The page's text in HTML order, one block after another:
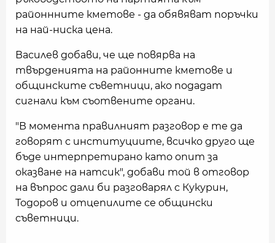
районнните кметове - да обявяват поръчки
на най-ниска цена.
Василев добави, че ще повярва на
твърденията на районните кметове и
общинските съветници, ако подадат
сигнали към съотвените органи.
"В момента правилният разговор е те да
говорят с институциите, всичко друго ще
бъде интерпретирано като опит за
оказване на натсик", добави той в отговор
на въпрос дали би разговарял с Кукурин,
Тодоров и отцепилите се общински
съветници.